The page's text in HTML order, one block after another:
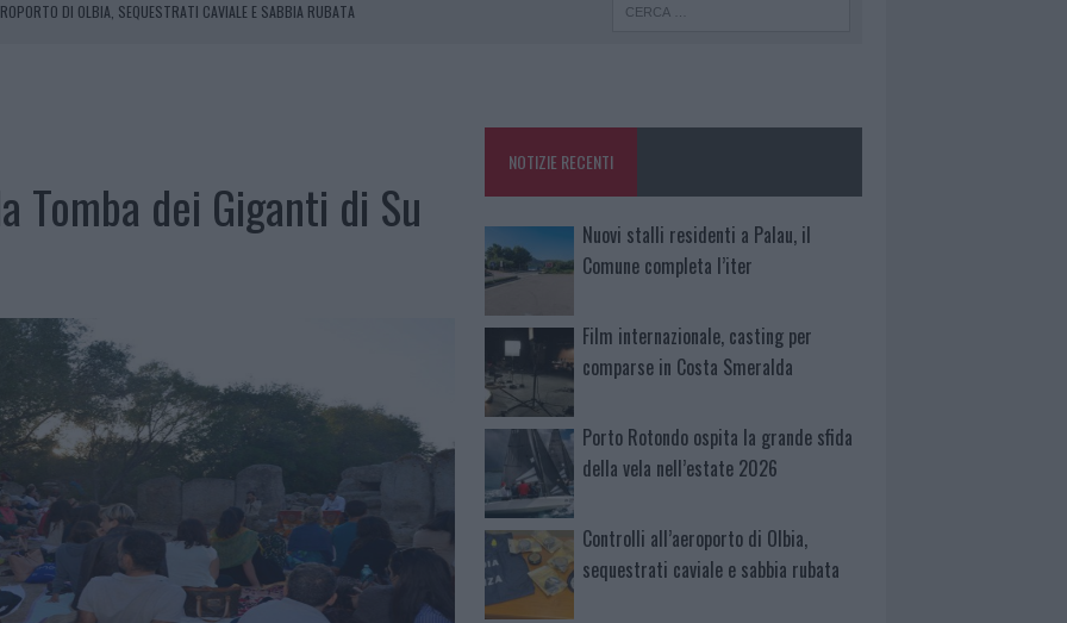
DI OLBIA, SEQUESTRATI CAVIALE E SABBIA RUBATA
SFIDA DELLA VELA NELL’ESTATE 2026
Tomba dei Giganti di Su
NOTIZIE RECENTI
Nuovi stalli residenti a Palau, il
Comune completa l’iter
Film internazionale, casting per
comparse in Costa Smeralda
Porto Rotondo ospita la grande sfida
della vela nell’estate 2026
Controlli all’aeroporto di Olbia,
sequestrati caviale e sabbia rubata